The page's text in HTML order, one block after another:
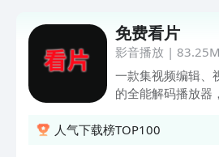
免费看片
影音播放 |
一款集视频编辑、
的全能解码播放器
器。 特色功能- 视
人气下载榜TOP100